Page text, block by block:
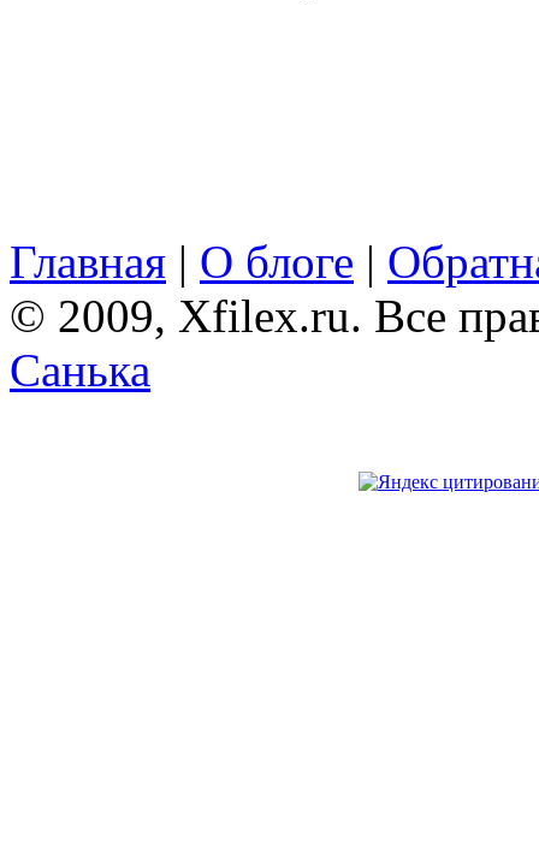
Главная | О блоге |
© 2009, Xfilex.ru. Все
Санька